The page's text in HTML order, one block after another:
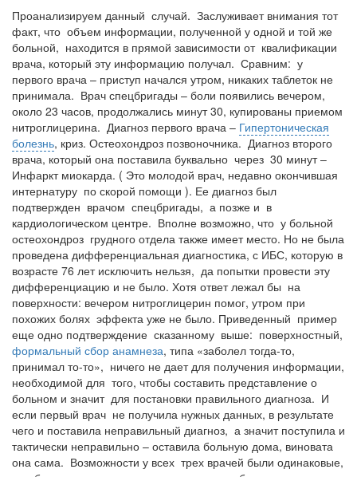
Проанализируем данный случай. Заслуживает внимания тот
факт, что объем информации, полученной у одной и той же
больной, находится в прямой зависимости от квалификации
врача, который эту информацию получал. Сравним: у
первого врача – приступ начался утром, никаких таблеток не
принимала. Врач спецбригады – боли появились вечером,
около 23 часов, продолжались минут 30, купированы приемом
нитроглицерина. Диагноз первого врача – Гипертоническая
болезнь, криз. Остеохондроз позвоночника. Диагноз второго
врача, который она поставила буквально через 30 минут –
Инфаркт миокарда. ( Это молодой врач, недавно окончившая
интернатуру по скорой помощи ). Ее диагноз был
подтвержден врачом спецбригады, а позже и в
кардиологическом центре. Вполне возможно, что у больной
остеохондроз грудного отдела также имеет место. Но не была
проведена дифференциальная диагностика, с ИБС, которую в
возрасте 76 лет исключить нельзя, да попытки провести эту
дифференциацию и не было. Хотя ответ лежал бы на
поверхности: вечером нитроглицерин помог, утром при
похожих болях эффекта уже не было. Приведенный пример
еще одно подтверждение сказанному выше: поверхностный,
формальный сбор анамнеза, типа «заболел тогда-то,
принимал то-то», ничего не дает для получения информации,
необходимой для того, чтобы составить представление о
больном и значит для постановки правильного диагноза. И
если первый врач не получила нужных данных, в результате
чего и поставила неправильный диагноз, а значит поступила и
тактически неправильно – оставила больную дома, виновата
она сама. Возможности у всех трех врачей были одинаковые,